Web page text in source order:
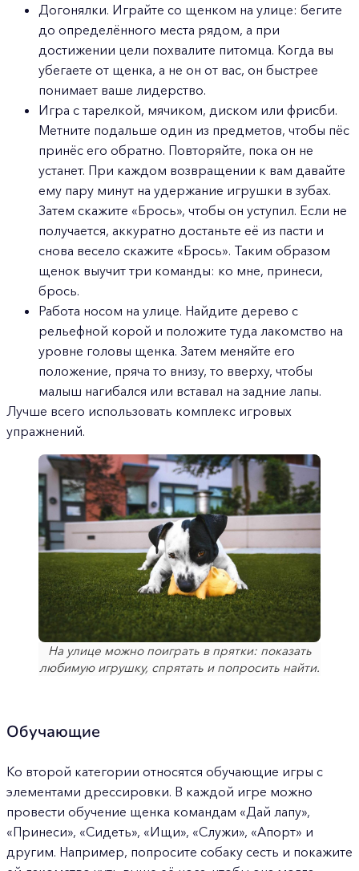
Догонялки. Играйте со щенком на улице: бегите
до определённого места рядом, а при
достижении цели похвалите питомца. Когда вы
убегаете от щенка, а не он от вас, он быстрее
понимает ваше лидерство.
Игра с тарелкой, мячиком, диском или фрисби.
Метните подальше один из предметов, чтобы пёс
принёс его обратно. Повторяйте, пока он не
устанет. При каждом возвращении к вам давайте
ему пару минут на удержание игрушки в зубах.
Затем скажите «Брось», чтобы он уступил. Если не
получается, аккуратно достаньте её из пасти и
снова весело скажите «Брось». Таким образом
щенок выучит три команды: ко мне, принеси,
брось.
Работа носом на улице. Найдите дерево с
рельефной корой и положите туда лакомство на
уровне головы щенка. Затем меняйте его
положение, пряча то внизу, то вверху, чтобы
малыш нагибался или вставал на задние лапы.
Лучше всего использовать комплекс игровых
упражнений.
На улице можно поиграть в прятки: показать
любимую игрушку, спрятать и попросить найти.
Обучающие
Ко второй категории относятся обучающие игры с
элементами дрессировки. В каждой игре можно
провести обучение щенка командам «Дай лапу»,
«Принеси», «Сидеть», «Ищи», «Служи», «Апорт» и
другим. Например, попросите собаку сесть и покажите